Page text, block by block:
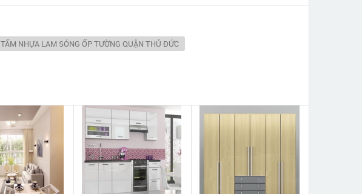
TẤM NHỰA LAM SÓNG ỐP TƯỜNG QUẬN THỦ ĐỨC